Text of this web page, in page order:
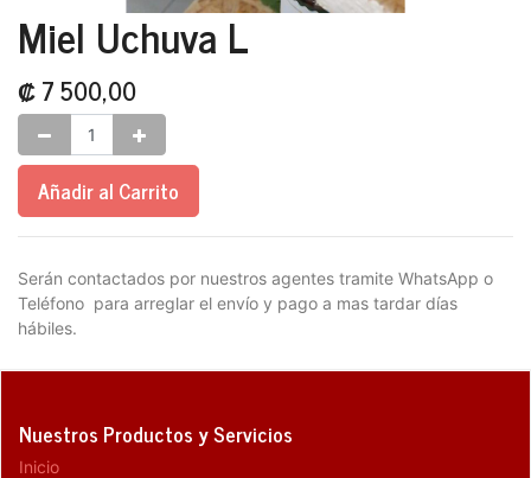
Miel Uchuva L
₡7 500,00
Añadir al Carrito
Serán contactados por nuestros agentes tramite WhatsApp o
Teléfono para arreglar el envío y pago a mas tardar días
hábiles.
Nuestros Productos y Servicios
Inicio